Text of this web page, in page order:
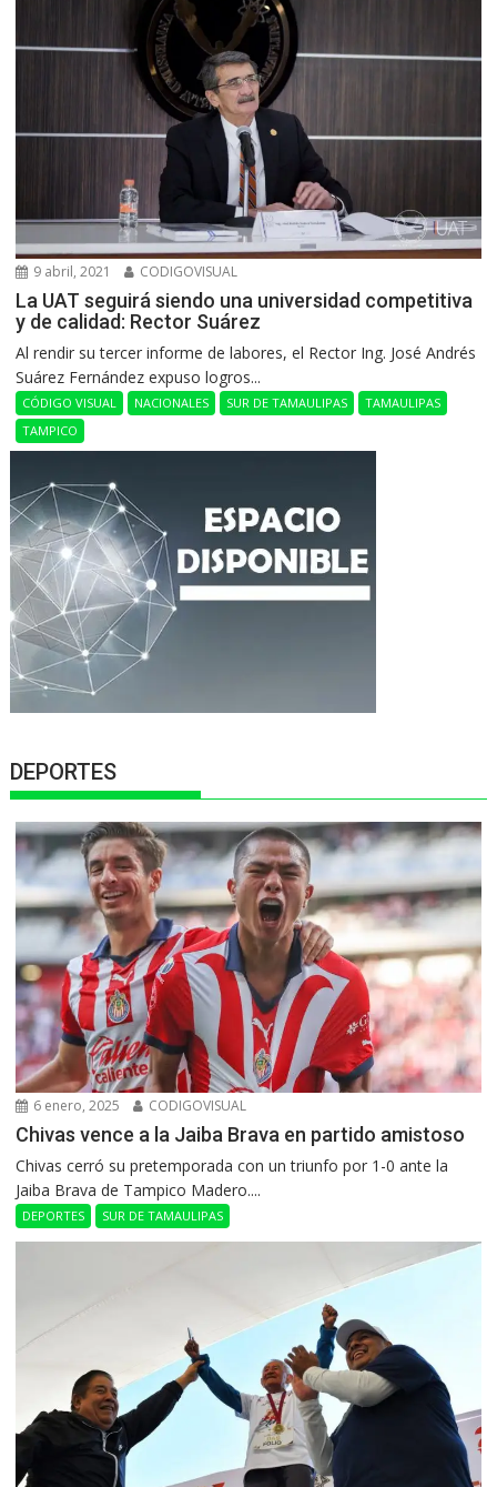
9 abril, 2021 CODIGOVISUAL
La UAT seguirá siendo una universidad competitiva
y de calidad: Rector Suárez
Al rendir su tercer informe de labores, el Rector Ing. José Andrés
Suárez Fernández expuso logros...
CÓDIGO VISUAL NACIONALES SUR DE TAMAULIPAS
TAMAULIPAS
TAMPICO
DEPORTES
6 enero, 2025 CODIGOVISUAL
Chivas vence a la Jaiba Brava en partido amistoso
Chivas cerró su pretemporada con un triunfo por 1-0 ante la
Jaiba Brava de Tampico Madero....
DEPORTES SUR DE TAMAULIPAS